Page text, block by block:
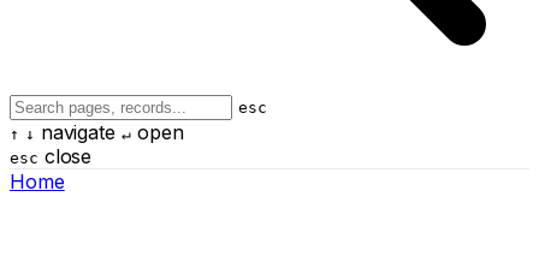
esc
↑ ↓ navigate ↵open
esc close
Home